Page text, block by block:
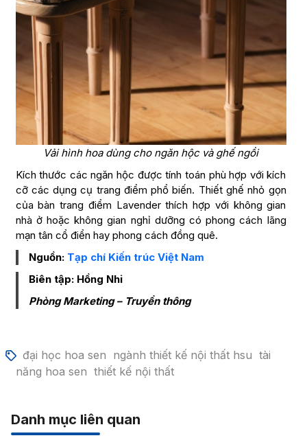
Vải hình hoa dùng cho ngăn hộc và ghế ngồi
Kích thước các ngăn hộc được tính toán phù hợp với kích
cỡ các dụng cụ trang điểm phổ biến. Thiết ghế nhỏ gọn
của bàn trang điểm Lavender thích hợp với không gian
nhà ở hoặc không gian nghỉ dưỡng có phong cách lãng
mạn tân cổ điển hay phong cách đồng quê.
Nguồn: Tạp chí Kiến trúc Việt Nam
Biên tập: Hồng Nhi
Phòng Marketing – Truyền thông
đại học hoa sen ngành thiết kế nội thất hsu tài
năng hoa sen thiết kế nội thất
Danh mục liên quan